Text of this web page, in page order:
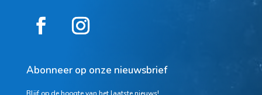
Abonneer op onze nieuwsbrief